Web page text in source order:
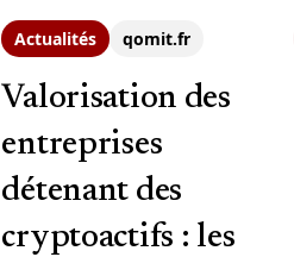
Actualités qomit.fr
Valorisation des
entreprises
détenant des
cryptoactifs : les